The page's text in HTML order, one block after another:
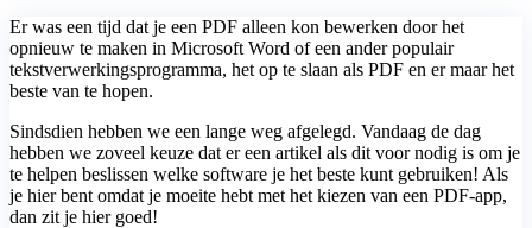
Er was een tijd dat je een PDF alleen kon bewerken door het
opnieuw te maken in Microsoft Word of een ander populair
tekstverwerkingsprogramma, het op te slaan als PDF en er maar het
beste van te hopen.
Sindsdien hebben we een lange weg afgelegd. Vandaag de dag
hebben we zoveel keuze dat er een artikel als dit voor nodig is om je
te helpen beslissen welke software je het beste kunt gebruiken! Als
je hier bent omdat je moeite hebt met het kiezen van een PDF-app,
dan zit je hier goed!